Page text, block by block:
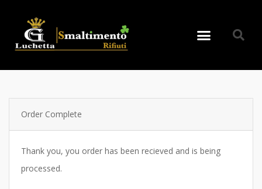
Order Complete
Thank you, you order has been recieved and is being
processed.